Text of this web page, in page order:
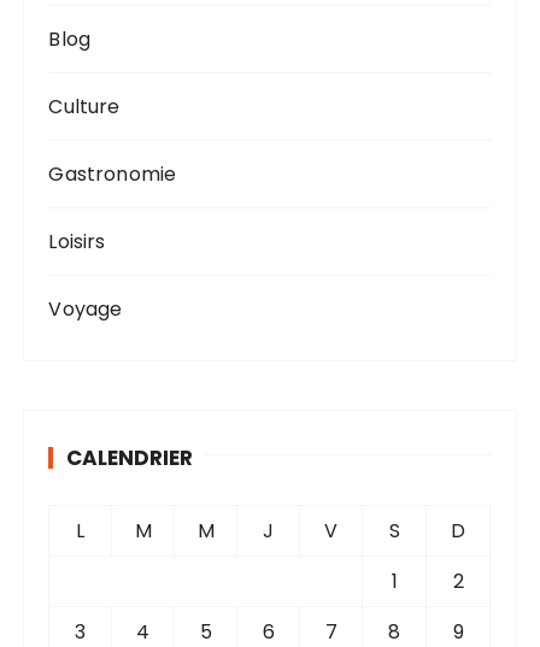
Blog
Culture
Gastronomie
Loisirs
Voyage
CALENDRIER
L M M J V S
D
1
2
3
4 5 6 7 8
9